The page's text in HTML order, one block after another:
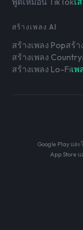
สร้างเพลง AI
สร้างเพลง Popสร้า
สร้างเพลง Country
สร้างเพลง Lo-Fiเ
Google Play แล
App Store